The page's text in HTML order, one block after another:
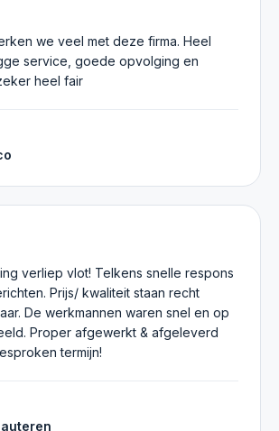
we veel met deze firma. Heel
service, goede opvolging en
heel fair
verliep vlot! Telkens snelle respons
Prijs/ kwaliteit staan recht
De werkmannen waren snel en op
Proper afgewerkt & afgeleverd
termijn!